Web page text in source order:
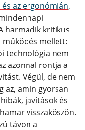
az ergonómián,
harmadik kritikus
működés mellett:
technológia nem
azonnal rontja a
Végül, de nem
az, amin gyorsan
javítások és
visszaköszön.
távon a